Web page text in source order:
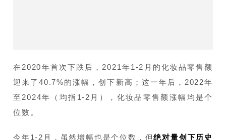
在2020年首次下跌后，2021年1-2月的化妆品零售额
迎来了40.7%的涨幅，创下新高；这一年后，2022年
至2024年（均指1-2月），化妆品零售额涨幅均是个
位数。
今年1-2月，虽然增幅也是个位数，但绝对量创下历史